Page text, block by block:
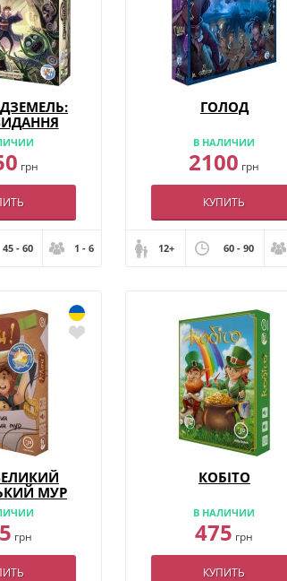
грн
45 - 60 1 - 6
ГОЛОД
В НАЛИЧИИ
2100 грн
КУПИТЬ
12+ 60 - 90
МУР
грн
КОБІТО
В НАЛИЧИИ
475 грн
КУПИТЬ